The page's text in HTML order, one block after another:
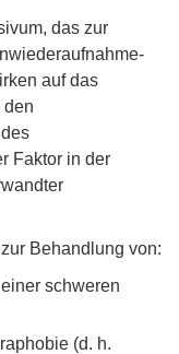
das zur
auf das
den
Faktor in der
Behandlung von:
schweren
(d. h.